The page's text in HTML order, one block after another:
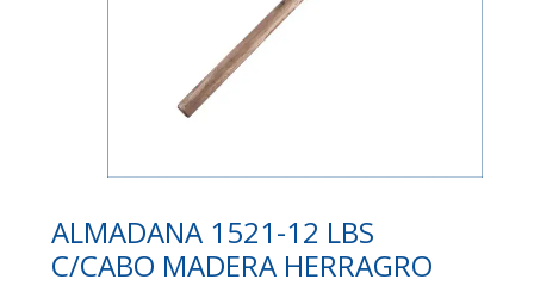
ALMADANA 1521-12 LBS
C/CABO MADERA HERRAGRO